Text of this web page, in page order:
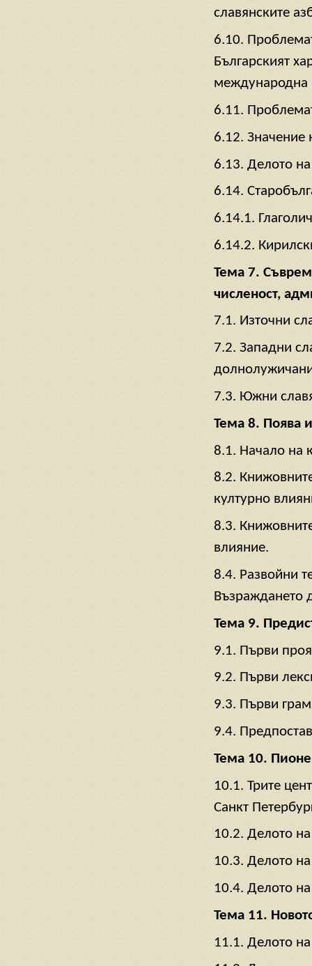
славянските
6.10.
Българският
международна
6.11.
6.12. Значение
6.13. Делото
6.14.
6.14.1.
6.14.2.
Тема 7.
численост,
7.1. Източни
7.2. Западни
7.3. Южни
Тема 8. Поява
8.1. Начало на
8.2.
културно
8.3.
влияние.
8.4. Развойни
Възраждането
Тема 9.
9.1. Първи
9.2. Първи
9.3. Първи
9.4.
Тема 10.
10.1. Трите
Санкт
10.2. Делото
10.3. Делото
10.4. Делото
Тема 11.
11.1. Делото